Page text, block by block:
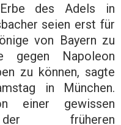
Erbe des Adels in
seien erst für
von Bayern zu
gegen Napoleon
zu können, sagte
in München.
einer gewissen
der früheren